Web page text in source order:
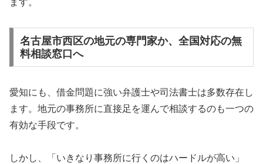
ます。
名古屋市西区の地元の専門家か、全国対応の無
料相談窓口へ
愛知にも、借金問題に強い弁護士や司法書士は多数存在し
ます。地元の事務所に直接足を運んで相談するのも一つの
有効な手段です。
しかし、「いきなり事務所に行くのはハードルが高い」